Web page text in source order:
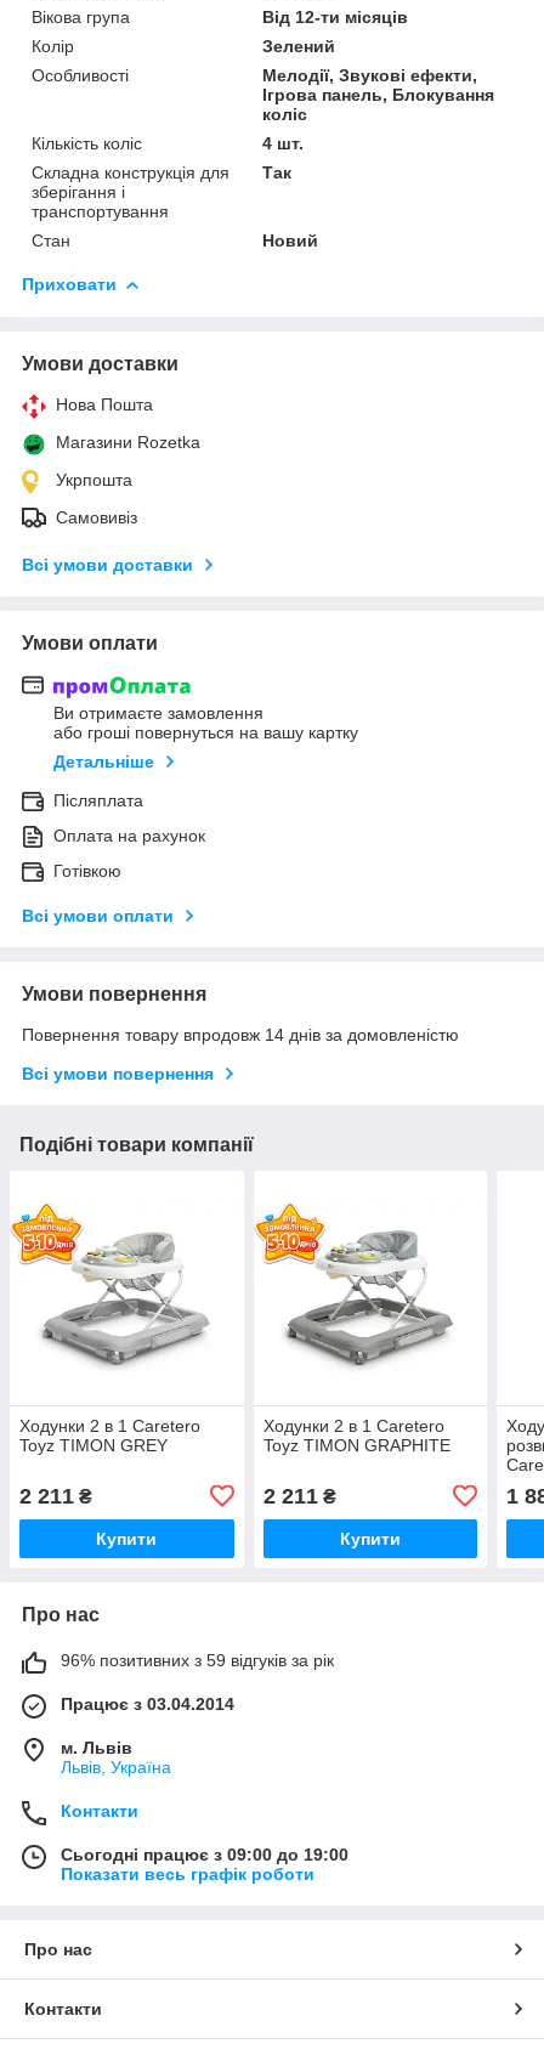
Вікова група
Від 12-ти місяців
Колір
Зелений
Особливості
Мелодії, Звукові ефекти,
Ігрова панель, Блокування
коліс
Кількість коліс
4 шт.
Складна конструкція для
зберігання і
транспортування
Так
Стан Новий
Приховати
Умови доставки
Нова Пошта
Магазини Rozetka
Укрпошта
Самовивіз
Всі умови доставки
Умови оплати
Ви отримаєте замовлення
або гроші повернуться на вашу картку
Детальніше
Післяплата
Оплата на рахунок
Готівкою
Всі умови оплати
Умови повернення
Повернення товару впродовж 14 днів за домовленістю
Всі умови повернення
Подібні товари компанії
Ходунки 2 в 1 Caretero
Toyz TIMON GREY
2 211 ₴
Купити
Ходунки 2 в 1 Caretero
Toyz TIMON GRAPHITE
2 211₴
Купити
1
Про нас
96% позитивних з 59 відгуків за рік
Працює з 03.04.2014
м. Львів
Львів, Україна
Контакти
Сьогодні працює з 09:00 до 19:00
Показати весь графік роботи
Про нас
Контакти